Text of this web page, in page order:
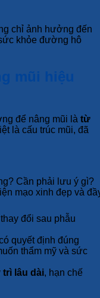
chỉ ảnh hưởng đến
khỏe đường hô
mũi hiệu
để nâng mũi là từ
là cấu trúc mũi, đã
mạo xinh đẹp và
đổi sau phẫu
quyết định đúng
thẩm mỹ và sức
trì lâu dài, hạn chế